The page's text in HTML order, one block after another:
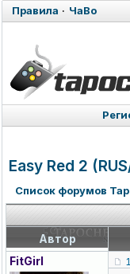
Правила · ЧаВо
Easy Red 2
Список форумов
Автор
FitGirl